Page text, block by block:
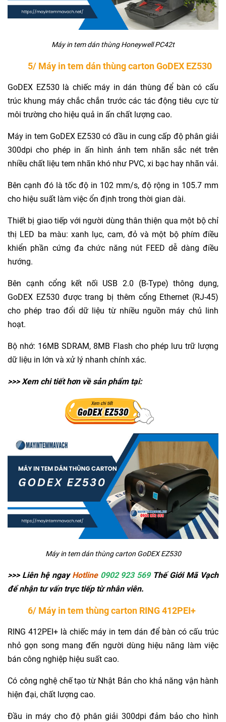
Máy in tem dán thùng Honeywell PC42t
5/ Máy in tem dán thùng carton GoDEX EZ530
GoDEX EZ530 là chiếc máy in dán thùng để bàn có cấu
trúc khung máy chắc chắn trước các tác động tiêu cực từ
môi trường cho hiệu quả in ấn chất lượng cao.
Máy in tem GoDEX EZ530 có đầu in cung cấp độ phân giải
300dpi cho phép in ấn hình ảnh tem nhãn sắc nét trên
nhiều chất liệu tem nhãn khó như PVC, xi bạc hay nhãn vải.
Bên cạnh đó là tốc độ in 102 mm/s, độ rộng in 105.7 mm
cho hiệu suất làm việc ổn định trong thời gian dài.
Thiết bị giao tiếp với người dùng thân thiện qua một bộ chỉ
thị LED ba màu: xanh lục, cam, đỏ và một bộ phím điều
khiển phần cứng đa chức năng nút FEED dễ dàng điều
hướng.
Bên cạnh cổng kết nối USB 2.0 (B-Type) thông dụng,
GoDEX EZ530 được trang bị thêm cổng Ethernet (RJ-45)
cho phép trao đổi dữ liệu từ nhiều nguồn máy chủ linh
hoạt.
Bộ nhớ: 16MB SDRAM, 8MB Flash cho phép lưu trữ lượng
dữ liệu in lớn và xử lý nhanh chính xác.
>>> Xem chi tiết hơn về sản phẩm tại:
Máy in tem dán thùng carton GoDEX EZ530
>>> Liên hệ ngay Hotline 0902 923 569Thế Giới Mã Vạch
để nhận tư vấn trực tiếp từ nhân viên.
6/ Máy in tem thùng carton RING 412PEI+
RING 412PEI+ là chiếc máy in tem dán để bàn có cấu trúc
nhỏ gọn song mang đến người dùng hiệu năng làm việc
bán công nghiệp hiệu suất cao.
Có công nghệ chế tạo từ Nhật Bản cho khả năng vận hành
hiện đại, chất lượng cao.
Đầu in máy cho độ phân giải 300dpi đảm bảo cho hình